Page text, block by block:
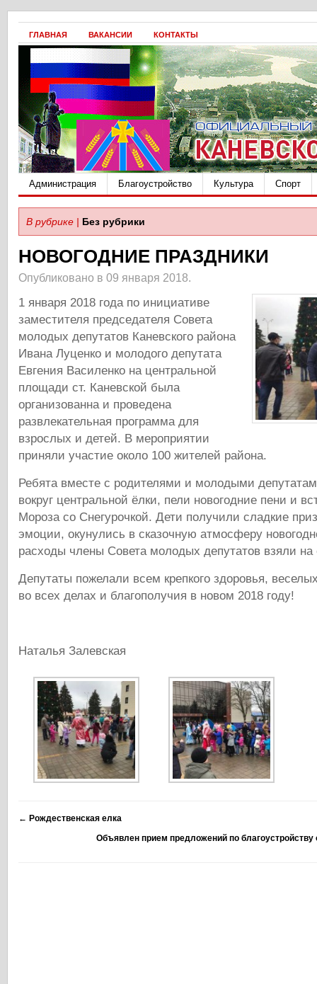
ГЛАВНАЯ ВАКАНСИИ КОНТАКТЫ
Администрация Благоустройство Культура Спорт
В рубрике | Без рубрики
НОВОГОДНИЕ ПРАЗДНИКИ
Опубликовано в 09 января 2018.
1 января 2018 года по инициативе
заместителя председателя Совета
молодых депутатов Каневского района
Ивана Луценко и молодого депутата
Евгения Василенко на центральной
площади ст. Каневской была
организованна и проведена
развлекательная программа для
взрослых и детей. В мероприятии
приняли участие около 100 жителей района.
Ребята вместе с родителями и молодыми
вокруг центральной ёлки, пели новогодние пени и
Мороза со Снегурочкой. Дети получили сладкие
эмоции, окунулись в сказочную атмосферу
расходы члены Совета молодых депутатов взяли на
Депутаты пожелали всем крепкого здоровья,
во всех делах и благополучия в новом 2018 году!
Наталья Залевская
← Рождественская елка
Объявлен прием предложений по